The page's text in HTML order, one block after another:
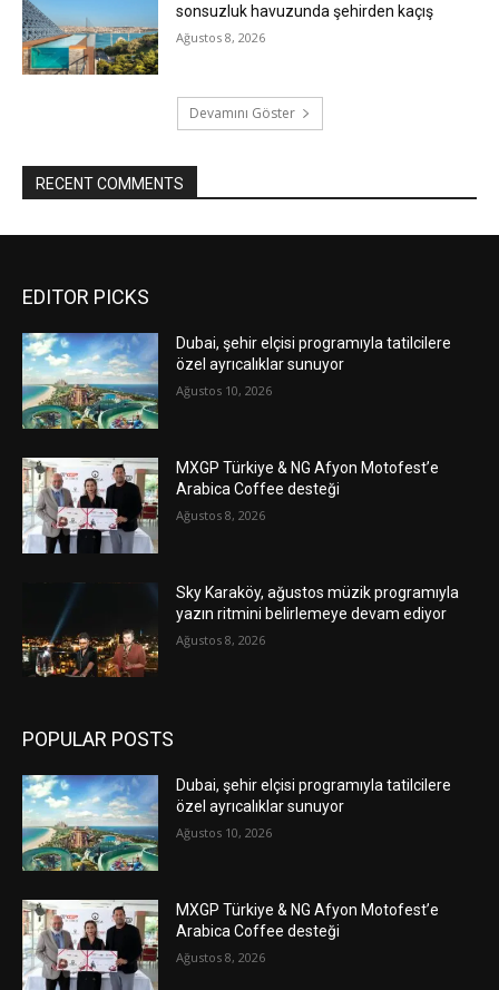
sonsuzluk havuzunda şehirden kaçış
Ağustos 8, 2026
Devamını Göster
RECENT COMMENTS
EDITOR PICKS
Dubai, şehir elçisi programıyla tatilcilere
özel ayrıcalıklar sunuyor
Ağustos 10, 2026
MXGP Türkiye & NG Afyon Motofest’e
Arabica Coffee desteği
Ağustos 8, 2026
Sky Karaköy, ağustos müzik programıyla
yazın ritmini belirlemeye devam ediyor
Ağustos 8, 2026
POPULAR POSTS
Dubai, şehir elçisi programıyla tatilcilere
özel ayrıcalıklar sunuyor
Ağustos 10, 2026
MXGP Türkiye & NG Afyon Motofest’e
Arabica Coffee desteği
Ağustos 8, 2026